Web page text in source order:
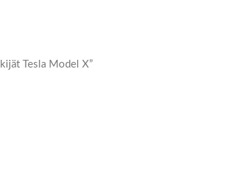
Tesla Model X”